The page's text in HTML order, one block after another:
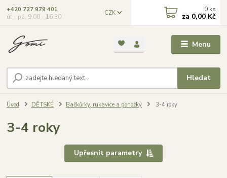
Menu
CZK
Hledat
+420 727 979 401
út - pá, 9:00 - 16:30
0 ks
za 0,00 Kč
Úvod DĚTSKÉ Bačkůrky, rukavice a ponožky 3-4 roky
3-4 roky
Upřesnit parametry